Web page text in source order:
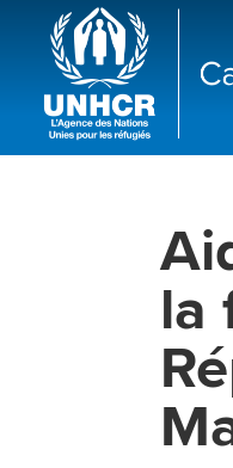
la